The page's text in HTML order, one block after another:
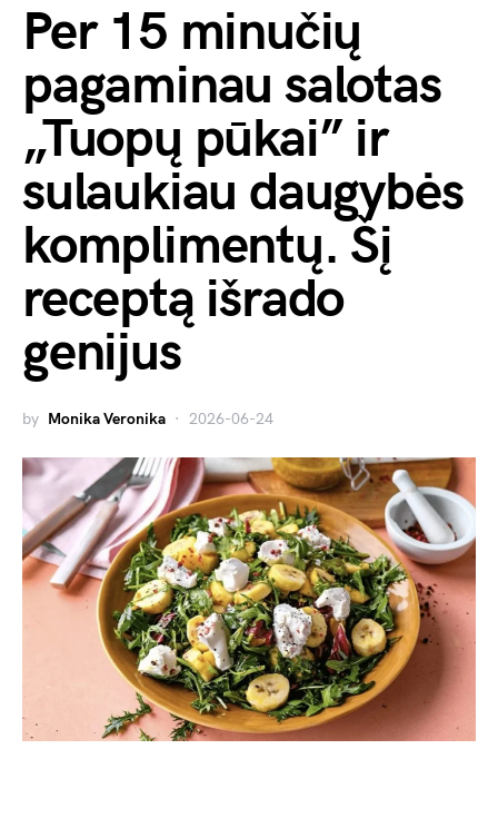
Per 15 minučių
pagaminau salotas
„Tuopų pūkai” ir
sulaukiau daugybės
komplimentų. Šį
receptą išrado
genijus
by Monika Veronika 2026-06-24